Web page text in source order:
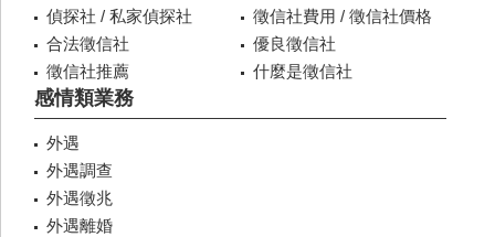
偵探社 / 私家偵探社
徵信社費用 / 徵信社價格
合法徵信社
優良徵信社
徵信社推薦
什麼是徵信社
感情類業務
外遇
外遇調查
外遇徵兆
外遇離婚